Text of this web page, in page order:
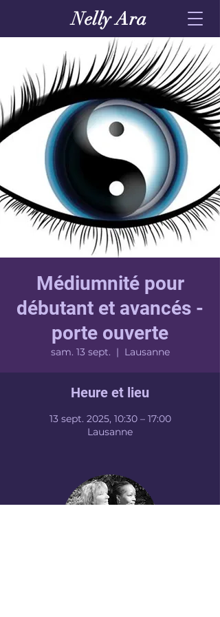
Nelly Ara
Médiumnité pour
débutant et avancés -
porte ouverte
sam. 13 sept.
  |
Lausanne
Heure et lieu
13 sept. 2025, 10:30 – 17:00
Lausanne